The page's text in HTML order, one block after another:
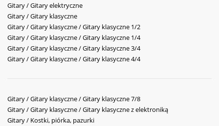
Gitary / Gitary elektryczne
Gitary / Gitary klasyczne
Gitary / Gitary klasyczne / Gitary klasyczne 1/2
Gitary / Gitary klasyczne / Gitary klasyczne 1/4
Gitary / Gitary klasyczne / Gitary klasyczne 3/4
Gitary / Gitary klasyczne / Gitary klasyczne 4/4
Gitary / Gitary klasyczne / Gitary klasyczne 7/8
Gitary / Gitary klasyczne / Gitary klasyczne z elektroniką
Gitary / Kostki, piórka, pazurki